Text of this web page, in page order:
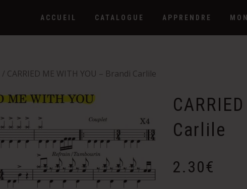
ACCUEIL CATALOGUE APPRENDRE
/ CARRIED ME WITH YOU – Brandi Carlile
Carlile
2.30€